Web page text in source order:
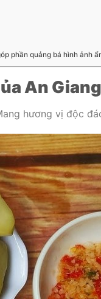
phần quảng bá hình ảnh
An Giang
hương vị độc